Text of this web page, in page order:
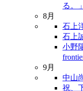
る。」
8月
石上
石上
小野
9月
中山
祝、